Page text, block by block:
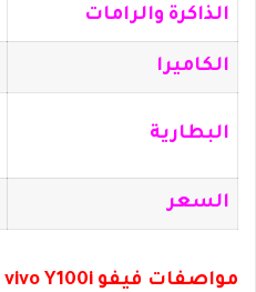
الذاكرة والرامات
الكاميرا
البطارية
السعر
مواصفات فيفو vivo Y100i تفصيليًّا: